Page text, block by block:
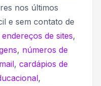
nos últimos
e sem contato de
endereços de sites,
, números de
, cardápios de
,